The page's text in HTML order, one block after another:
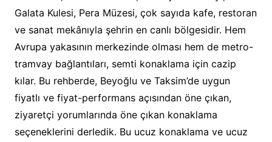
Galata Kulesi, Pera Müzesi, çok sayıda kafe, restoran
ve sanat mekânıyla şehrin en canlı bölgesidir. Hem
Avrupa yakasının merkezinde olması hem de metro-
tramvay bağlantıları, semti konaklama için cazip
kılar. Bu rehberde, Beyoğlu ve Taksim’de uygun
fiyatlı ve fiyat-performans açısından öne çıkan,
ziyaretçi yorumlarında öne çıkan konaklama
seçeneklerini derledik. Bu ucuz konaklama ve ucuz